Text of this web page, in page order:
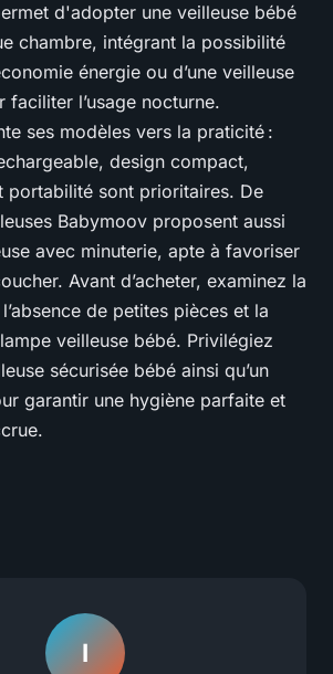
d'adopter une veilleuse bébé
chambre, intégrant la possibilité
énergie ou d’une veilleuse
l’usage nocturne.
ses modèles vers la praticité :
design compact,
portabilité sont prioritaires. De
Babymoov proposent aussi
avec minuterie, apte à favoriser
Avant d’acheter, examinez la
de petites pièces et la
veilleuse bébé. Privilégiez
sécurisée bébé ainsi qu’un
garantir une hygiène parfaite et
I